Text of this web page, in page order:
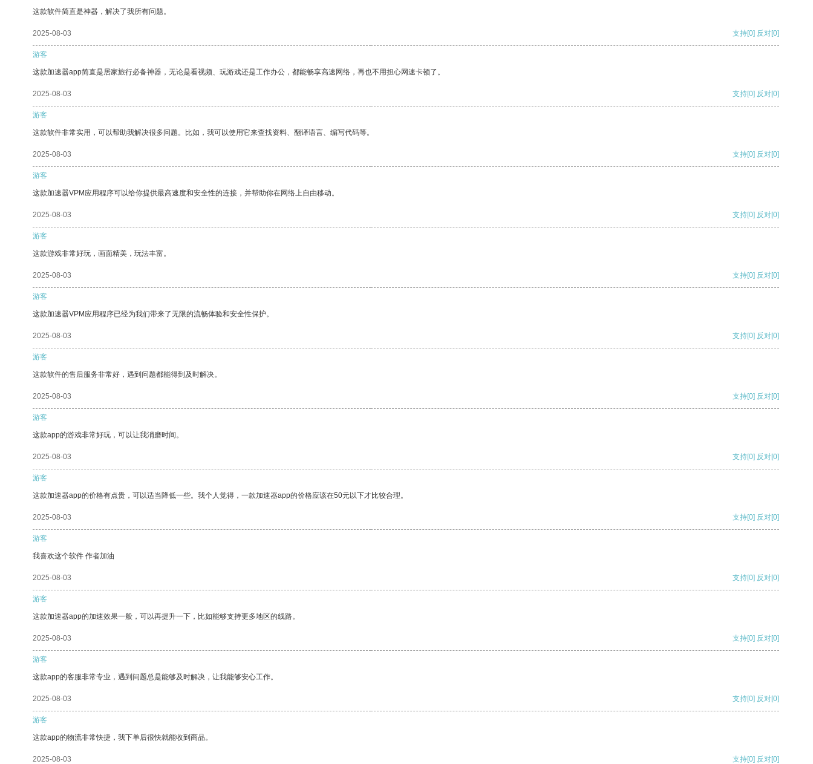
这款软件简直是神器，解决了我所有问题。
2025-08-03 支持[0] 反对[0]
游客
这款加速器app简直是居家旅行必备神器，无论是看视频、玩游戏还是工作办公，都能畅享高速网络，再也不用担心网速卡顿了。
2025-08-03 支持[0] 反对[0]
游客
这款软件非常实用，可以帮助我解决很多问题。比如，我可以使用它来查找资料、翻译语言、编写代码等。
2025-08-03 支持[0] 反对[0]
游客
这款加速器VPM应用程序可以给你提供最高速度和安全性的连接，并帮助你在网络上自由移动。
2025-08-03 支持[0] 反对[0]
游客
这款游戏非常好玩，画面精美，玩法丰富。
2025-08-03 支持[0] 反对[0]
游客
这款加速器VPM应用程序已经为我们带来了无限的流畅体验和安全性保护。
2025-08-03 支持[0] 反对[0]
游客
这款软件的售后服务非常好，遇到问题都能得到及时解决。
2025-08-03 支持[0] 反对[0]
游客
这款app的游戏非常好玩，可以让我消磨时间。
2025-08-03 支持[0] 反对[0]
游客
这款加速器app的价格有点贵，可以适当降低一些。我个人觉得，一款加速器app的价格应该在50元以下才比较合理。
2025-08-03 支持[0] 反对[0]
游客
我喜欢这个软件 作者加油
2025-08-03 支持[0] 反对[0]
游客
这款加速器app的加速效果一般，可以再提升一下，比如能够支持更多地区的线路。
2025-08-03 支持[0] 反对[0]
游客
这款app的客服非常专业，遇到问题总是能够及时解决，让我能够安心工作。
2025-08-03 支持[0] 反对[0]
游客
这款app的物流非常快捷，我下单后很快就能收到商品。
2025-08-03 支持[0] 反对[0]